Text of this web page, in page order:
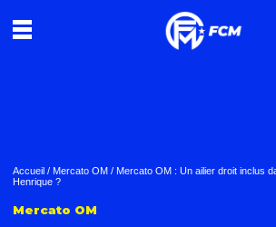
Accueil / Mercato OM / Mercato OM : Un ailier droit inclus
Henrique ?
Mercato OM